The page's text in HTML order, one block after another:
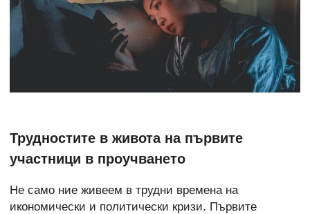
Трудностите в живота на първите
участници в проучването
Не само ние живеем в трудни времена на
икономически и политически кризи. Първите